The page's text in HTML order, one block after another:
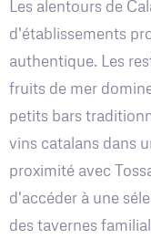
Les alentours de
d'établissements
authentique. Les
fruits de mer
petits bars
vins catalans dans
proximité avec
d'accéder à une
des tavernes